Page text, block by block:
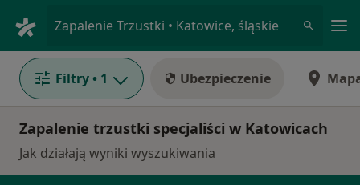
Zapalenie Trzustki • Katowice, śląskie
Filtry • 1 Ubezpieczenie
Zapalenie trzustki specjaliści w Katowicach
Jak działają wyniki wyszukiwania